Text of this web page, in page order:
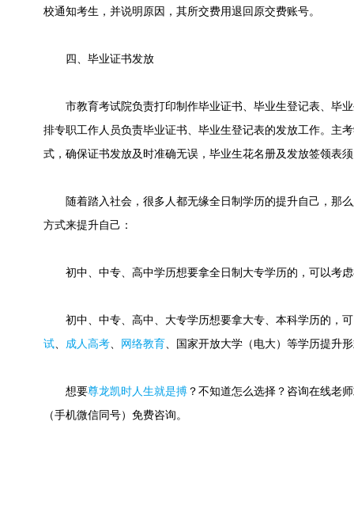
校通知考生，并说明原因，其所交费用退回原交费账号。
四、毕业证书发放
市教育考试院负责打印制作毕业证书、毕业生登记表、毕业
排专职工作人员负责毕业证书、毕业生登记表的发放工作。主
式，确保证书发放及时准确无误，毕业生花名册及发放签领表
随着踏入社会，很多人都无缘全日制学历的提升自己，那
方式来提升自己：
初中、中专、高中学历想要拿全日制大专学历的，可以考虑
初中、中专、高中、大专学历想要拿大专、本科学历的，可
试、 成人高考、 网络教育、国家开放大学（电大）等学历提升
想要尊龙凯时人生就是搏 ？不知道怎么选择？咨询在线老
（手机微信同号）免费咨询。